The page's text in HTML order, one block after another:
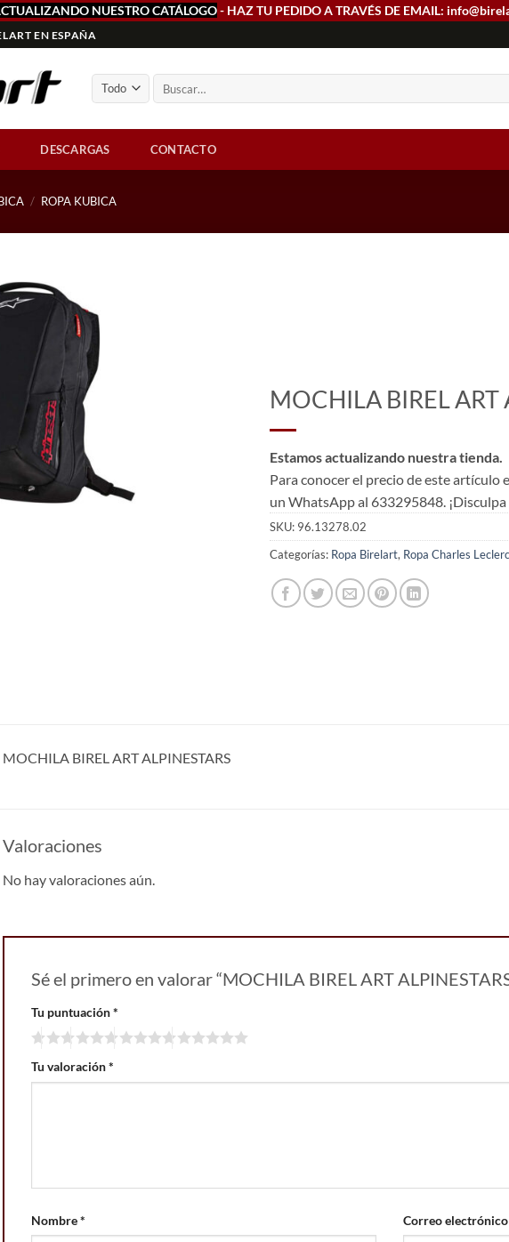
NUESTRO CATÁLOGO- HAZ TU PEDIDO A TRAVÉS DE EMAIL:
EN ESPAÑA
DESCARGAS CONTACTO
/ ROPA KUBICA
MOCHILA BIREL ART
Estamos actualizando nuestra tienda.
Para conocer el precio de este artículo
un WhatsApp al 633295848.
SKU: 96.13278.02
Categorías: Ropa Birelart, Ropa Charles Leclerc
MOCHILA BIREL ART ALPINESTARS
Valoraciones
No hay valoraciones aún.
Sé el primero en valorar “MOCHILA BIREL ART
Tu puntuación*
Tu valoración*
Nombre* Correo